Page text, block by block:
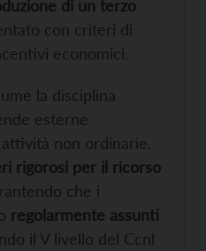
di un terzo
con criteri di
economici.
la disciplina
esterne
non ordinarie.
rigorosi per il ricorso
che i
regolarmente assunti
il V livello del Ccnl